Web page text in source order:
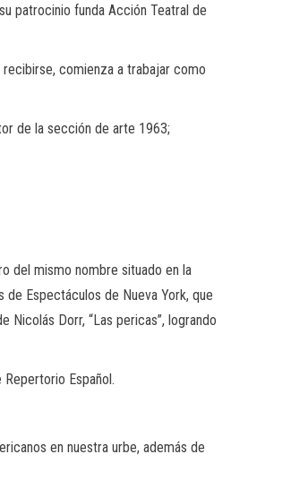
patrocinio funda Acción Teatral de
comienza a trabajar como
de la sección de arte 1963;
del mismo nombre situado en la
de Espectáculos de Nueva York, que
Nicolás Dorr, “Las pericas”, logrando
Español.
en nuestra urbe, además de